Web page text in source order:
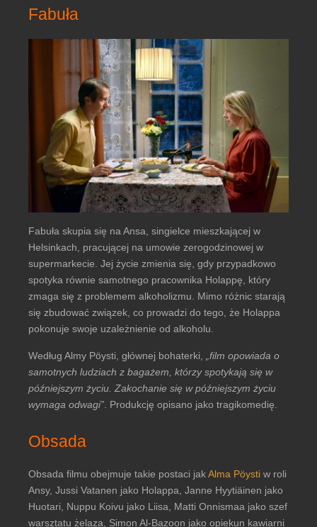
Fabuła
Fabuła skupia się na Ansa, singielce mieszkającej w
Helsinkach, pracującej na umowie zerogodzinowej w
supermarkecie. Jej życie zmienia się, gdy przypadkowo
spotyka równie samotnego pracownika Holappę, który
zmaga się z problemem alkoholizmu. Mimo różnic starają
się zbudować związek, co prowadzi do tego, że Holappa
pokonuje swoje uzależnienie od alkoholu.
Według Almy Pöysti, głównej bohaterki, „film opowiada o
samotnych ludziach z bagażem, którzy spotykają się w
późniejszym życiu. Zakochanie się w późniejszym życiu
wymaga odwagi”. Produkcję opisano jako tragikomedię.
Obsada
Obsada filmu obejmuje takie postaci jakAlma Pöysti w roli
Ansy, Jussi Vatanen jako Holappa, Janne Hyytiäinen jako
Huotari, Nuppu Koivu jako Liisa, Matti Onnismaa jako szef
warsztatu żelaza, Simon Al-Bazoon jako opiekun kawiarni